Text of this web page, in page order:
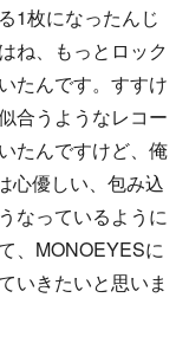
1枚になったんじ
ね、もっとロック
たんです。すすけ
合うようなレコー
たんですけど、俺
心優しい、包み込
なっているように
、MONOEYESに
いきたいと思いま